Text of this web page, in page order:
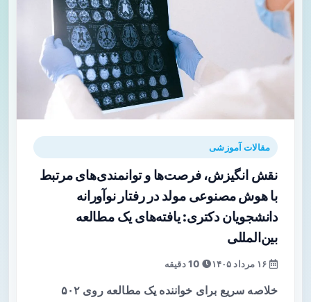
مقالات آموزشی
نقش انگیزش، فرصت‌ها و توانمندی‌های مرتبط
با هوش مصنوعی مولد در رفتار نوآورانه
دانشجویان دکتری: یافته‌های یک مطالعه
بین‌المللی
10 دقیقه
خلاصه سریع برای خواننده یک مطالعه روی ۵۰۲